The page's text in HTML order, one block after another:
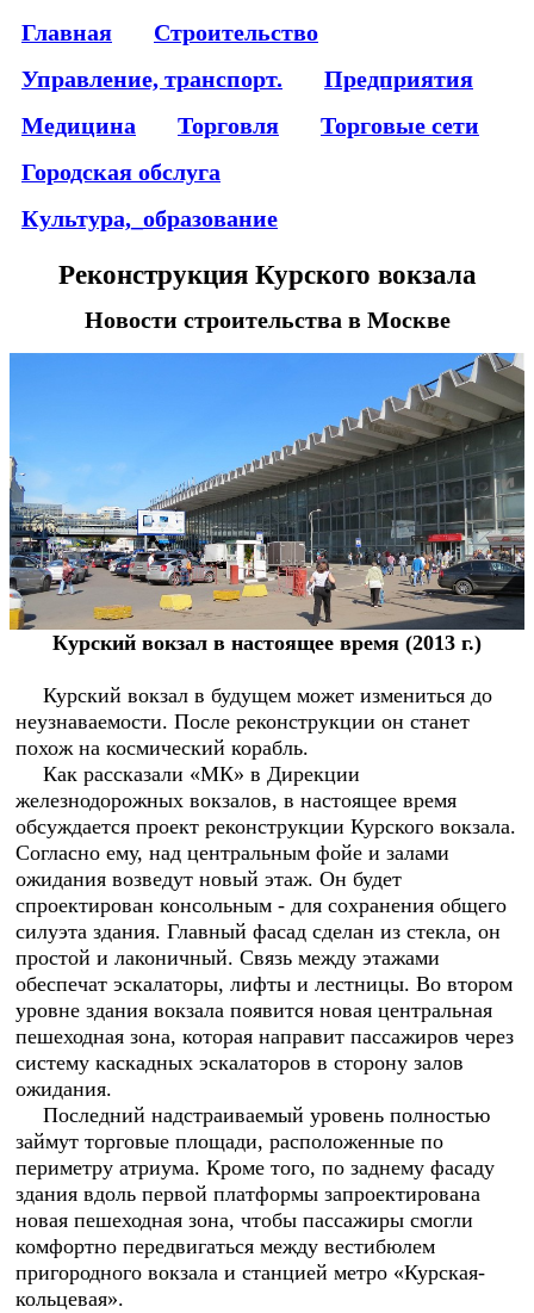
Главная
Строительство
Управление, транспорт.
Предприятия
Медицина
Торговля
Торговые сети
Городская обслуга
Культура,_образование
Реконструкция Курского вокзала
Новости строительства в Москве
Курский вокзал в настоящее время (2013 г.)
Курский вокзал в будущем может измениться до
неузнаваемости. После реконструкции он станет
похож на космический корабль.
Как рассказали «МК» в Дирекции
железнодорожных вокзалов, в настоящее время
обсуждается проект реконструкции Курского вокзала.
Согласно ему, над центральным фойе и залами
ожидания возведут новый этаж. Он будет
спроектирован консольным - для сохранения общего
силуэта здания. Главный фасад сделан из стекла, он
простой и лаконичный. Связь между этажами
обеспечат эскалаторы, лифты и лестницы. Во втором
уровне здания вокзала появится новая центральная
пешеходная зона, которая направит пассажиров через
систему каскадных эскалаторов в сторону залов
ожидания.
Последний надстраиваемый уровень полностью
займут торговые площади, расположенные по
периметру атриума. Кроме того, по заднему фасаду
здания вдоль первой платформы запроектирована
новая пешеходная зона, чтобы пассажиры смогли
комфортно передвигаться между вестибюлем
пригородного вокзала и станцией метро «Курская-
кольцевая».